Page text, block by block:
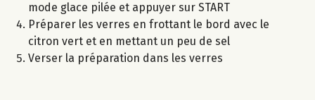
mode glace pilée et appuyer sur START
Préparer les verres en frottant le bord avec le
citron vert et en mettant un peu de sel
Verser la préparation dans les verres